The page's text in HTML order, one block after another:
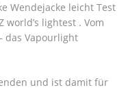
Wendejacke leicht Test
world’s lightest . Vom
das Vapourlight
und ist damit für